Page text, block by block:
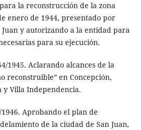
la reconstrucción de la zona
enero de 1944, presentado por
Juan y autorizando a la entidad para
para su ejecución.
1945. Aclarando alcances de la
reconstruible” en Concepción,
y Villa Independencia.
Aprobando el plan de
de la ciudad de San Juan,